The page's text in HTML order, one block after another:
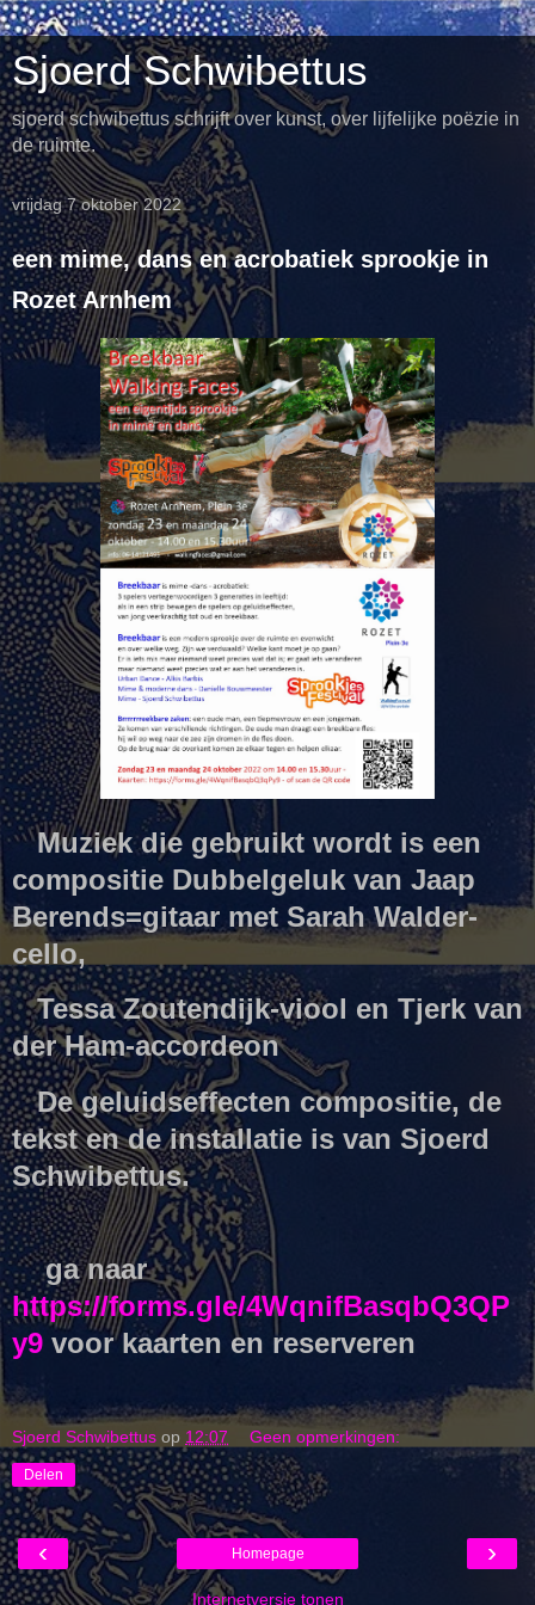
Sjoerd Schwibettus
sjoerd schwibettus schrijft over kunst, over lijfelijke poëzie in
de ruimte.
vrijdag 7 oktober 2022
een mime, dans en acrobatiek sprookje in
Rozet Arnhem
Muziek die gebruikt wordt is een
compositie Dubbelgeluk van Jaap
Berends=gitaar met Sarah Walder-
cello,
Tessa Zoutendijk-viool en Tjerk van
der Ham-accordeon
De geluidseffecten compositie, de
tekst en de installatie is van Sjoerd
Schwibettus.
ga naar
https://forms.gle/4WqnifBasqbQ3QP
y9 voor kaarten en reserveren
Sjoerd Schwibettus op 12:07 Geen opmerkingen:
Delen
‹ ›
Homepage
Internetversie tonen